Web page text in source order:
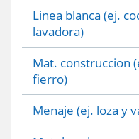
Linea blanca (ej.
lavadora)
Mat. construccion
fierro)
Menaje (ej. loza y